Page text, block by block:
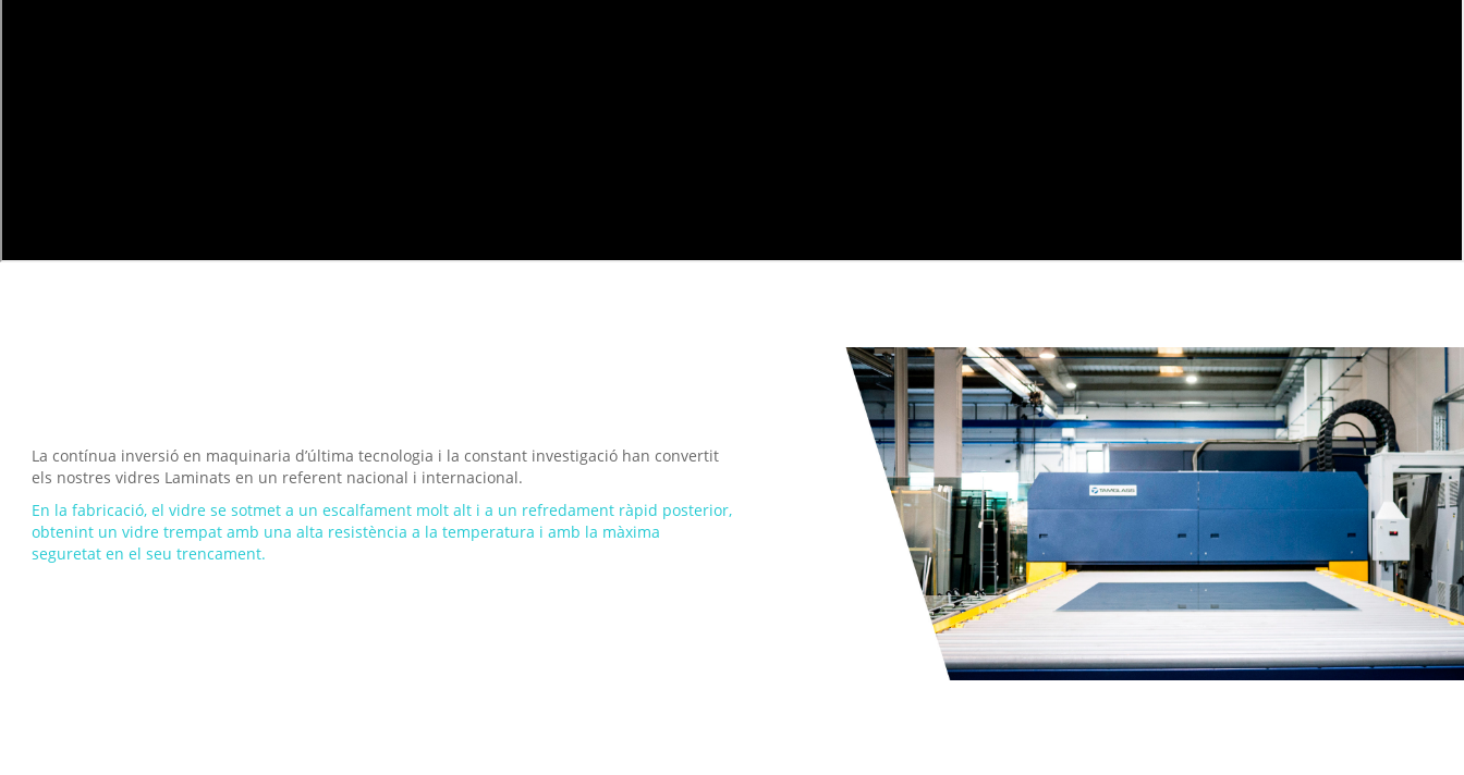
La contínua inversió en maquinaria d’última tecnologia i la constant investigació han convertit
els nostres vidres Laminats en un referent nacional i internacional.
En la fabricació, el vidre se sotmet a un escalfament molt alt i a un refredament ràpid posterior,
obtenint un vidre trempat amb una alta resistència a la temperatura i amb la màxima
seguretat en el seu trencament.